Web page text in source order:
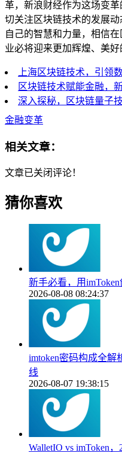
革，新浪财经作为这场变
切关注区块链技术的发展
自己的智慧和力量，相信
业必将迎来更加辉煌、美好
上海区块链技术，引领
区块链技术赋能金融，
深入探秘，区块链量子
金融变革
相关文章：
文章已关闭评论！
猜你喜欢
新手必看，用
2026-08-08 08:24:37
imtoken密码构成全
线
2026-08-07 19:38:15
WalletIO vs imToken